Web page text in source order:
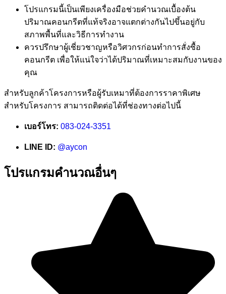
โปรแกรมนี้เป็นเพียงเครื่องมือช่วยคำนวณเบื้องต้น
ปริมาณคอนกรีตที่แท้จริงอาจแตกต่างกันไปขึ้นอยู่กับ
สภาพพื้นที่และวิธีการทำงาน
ควรปรึกษาผู้เชี่ยวชาญหรือวิศวกรก่อนทำการสั่งซื้อ
คอนกรีต เพื่อให้แน่ใจว่าได้ปริมาณที่เหมาะสมกับงานของ
คุณ
สำหรับลูกค้าโครงการหรือผู้รับเหมาที่ต้องการราคาพิเศษ
สำหรับโครงการ สามารถติดต่อได้ที่ช่องทางต่อไปนี้
เบอร์โทร: 083-024-3351
LINE ID: @aycon
โปรแกรมคำนวณอื่นๆ